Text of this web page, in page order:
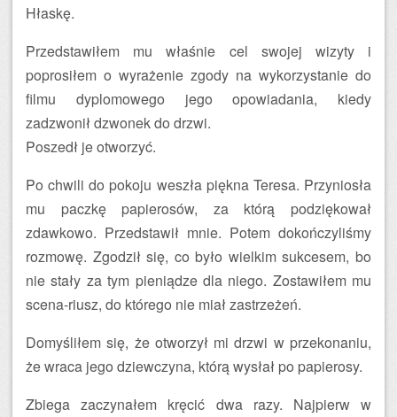
Hłaskę.
Przedstawiłem mu właśnie cel swojej wizyty i
poprosiłem o wyrażenie zgody na wykorzystanie do
filmu dyplomowego jego opowiadania, kiedy
zadzwonił dzwonek do drzwi.
Poszedł je otworzyć.
Po chwili do pokoju weszła piękna Teresa. Przyniosła
mu paczkę papierosów, za którą podziękował
zdawkowo. Przedstawił mnie. Potem dokończyliśmy
rozmowę. Zgodził się, co było wielkim sukcesem, bo
nie stały za tym pieniądze dla niego. Zostawiłem mu
scena-riusz, do którego nie miał zastrzeżeń.
Domyśliłem się, że otworzył mi drzwi w przekonaniu,
że wraca jego dziewczyna, którą wysłał po papierosy.
Zbiega zaczynałem kręcić dwa razy. Najpierw w